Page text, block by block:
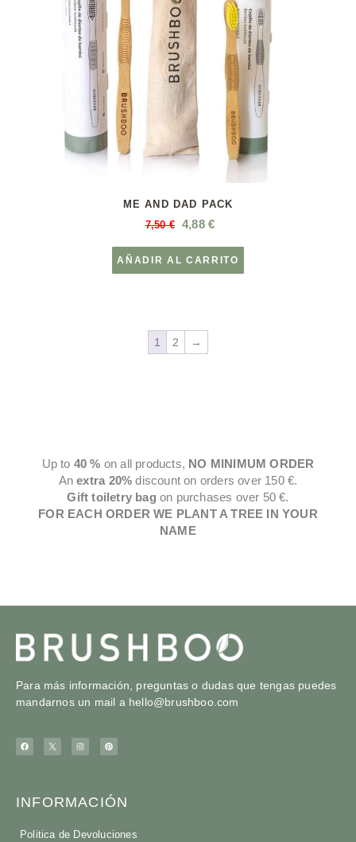
ME AND DAD PACK
7,50€ 4,88€
AÑADIR AL CARRITO
1 2 →
Up to 40 % on all products, NO MINIMUM ORDER
Anextra 20% discount on orders over 150 €.
Gift toiletry bag on purchases over 50 €.
FOR EACH ORDER WE PLANT A TREE IN YOUR
NAME
Para más información, preguntas o dudas que tengas puedes
mandarnos un mail a hello@brushboo.com
INFORMACIÓN
Politica de Devoluciones